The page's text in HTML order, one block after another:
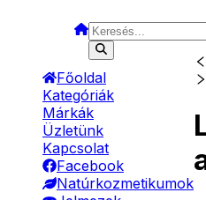
Főoldal
Kategóriák
Márkák
Üzletünk
Kapcsolat
Facebook
Natúrkozmetikumok